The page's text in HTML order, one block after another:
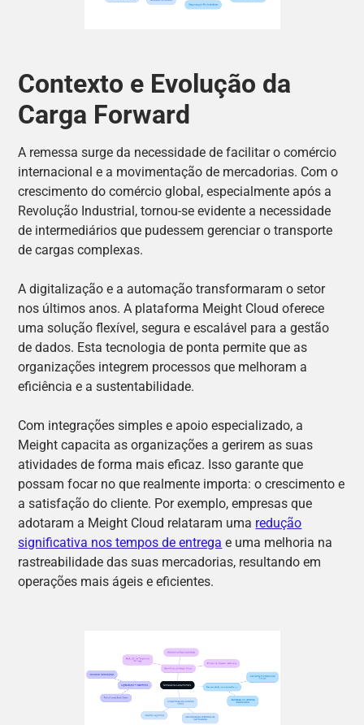
Contexto e Evolução da
Carga Forward
A remessa surge da necessidade de facilitar o comércio
internacional e a movimentação de mercadorias. Com o
crescimento do comércio global, especialmente após a
Revolução Industrial, tornou-se evidente a necessidade
de intermediários que pudessem gerenciar o transporte
de cargas complexas.
A digitalização e a automação transformaram o setor
nos últimos anos. A plataforma Meight Cloud oferece
uma solução flexível, segura e escalável para a gestão
de dados. Esta tecnologia de ponta permite que as
organizações integrem processos que melhoram a
eficiência e a sustentabilidade.
Com integrações simples e apoio especializado, a
Meight capacita as organizações a gerirem as suas
atividades de forma mais eficaz. Isso garante que
possam focar no que realmente importa: o crescimento e
a satisfação do cliente. Por exemplo, empresas que
adotaram a Meight Cloud relataram uma redução
significativa nos tempos de entrega e uma melhoria na
rastreabilidade das suas mercadorias, resultando em
operações mais ágeis e eficientes.